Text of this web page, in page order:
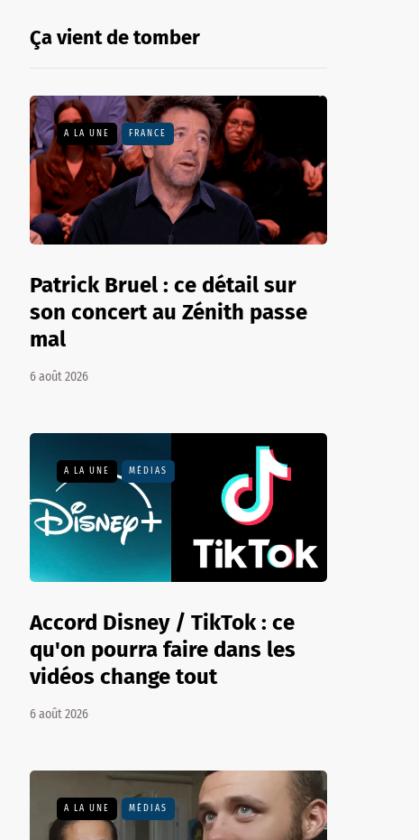
Ça vient de tomber
A LA UNE FRANCE
Patrick Bruel : ce détail sur
son concert au Zénith passe
mal
6 août 2026
A LA UNE MÉDIAS
Accord Disney / TikTok : ce
qu'on pourra faire dans les
vidéos change tout
6 août 2026
A LA UNE MÉDIAS